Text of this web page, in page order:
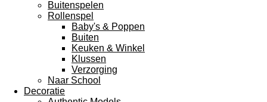
Buitenspelen
Rollenspel
Baby's & Poppen
Buiten
Keuken & Winkel
Klussen
Verzorging
Naar School
Decoratie